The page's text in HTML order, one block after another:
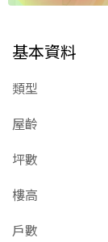
基本資料
類型
屋齡
坪數
樓高
戶數